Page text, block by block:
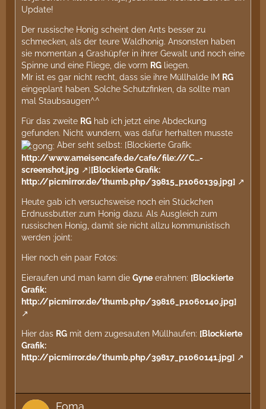
Update!
Der russische Honig scheint den Ants besser zu
schmecken, als der teure Waldhonig. Ansonsten haben
sie momentan 4 Grashüpfer in ihrer Gewalt und noch eine
Spinne und eine Fliege, die vorm RG liegen.
MIr ist es gar nicht recht, dass sie ihre Müllhalde IM RG
eingeplant haben. Solche Schutzfinken, da sollte man
mal Staubsaugen^^
Für das zweite RG hab ich jetzt eine Abdeckung
gefunden. Nicht wundern, was dafür herhalten musste
Aber seht selbst: [Blockierte Grafik:
http://www.ameisencafe.de/cafe/file:///C…-
screenshot.jpg
][Blockierte Grafik:
http://picmirror.de/thumb.php/39815_p1060139.jpg]
Heute gab ich versuchsweise noch ein Stückchen
Erdnussbutter zum Honig dazu. Als Ausgleich zum
russischen Honig, damit sie nicht allzu kommunistisch
werden :joint:
Hier noch ein paar Fotos:
Eieraufen und man kann die Gyne erahnen: [Blockierte
Grafik:
http://picmirror.de/thumb.php/39816_p1060140.jpg]
Hier das RG mit dem zugesauten Müllhaufen: [Blockierte
Grafik:
http://picmirror.de/thumb.php/39817_p1060141.jpg]
Foma